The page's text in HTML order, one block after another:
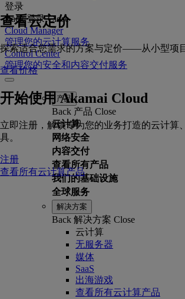
登录
Back 登录 Close
Cloud Manager
管理您的云计算服务
Control Center
管理您的安全和内容交付服务
产品
Back 产品 Close
云计算
网络安全
内容交付
查看所有产品
我们的基础设施
全球服务
查看云定价
探索适合您需求的方案与定价——从小型项
查看价格
开始使用 Akamai Cloud
立即注册，解锁专为您的业务打造的云计算
具。
注册
查看所有云计算产品
解决方案
Back 解决方案 Close
云计算
无服务器
媒体
SaaS
出海游戏
查看所有云计算产品